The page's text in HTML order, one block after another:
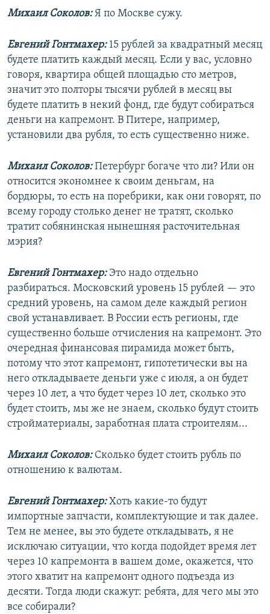
Михаил Соколов:Я по Москве сужу.
Евгений Гонтмахер: 15 рублей за квадратный месяц
будете платить каждый месяц. Если у вас, условно
говоря, квартира общей площадью сто метров,
значит это полторы тысячи рублей в месяц вы
будете платить в некий фонд, где будут собираться
деньги на капремонт. В Питере, например,
установили два рубля, то есть существенно ниже.
Михаил Соколов:Петербург богаче что ли? Или он
относится экономнее к своим деньгам, на
бордюры, то есть на поребрики, как они говорят, по
всему городу столько денег не тратят, сколько
тратит собянинская нынешняя расточительная
мэрия?
Евгений Гонтмахер: Это надо отдельно
разбираться. Московский уровень 15 рублей — это
средний уровень, на самом деле каждый регион
свой устанавливает. В России есть регионы, где
существенно больше отчисления на капремонт. Это
очередная финансовая пирамида может быть,
потому что этот капремонт, гипотетически вы на
него откладываете деньги уже с июля, а он будет
через 10 лет, а что будет через 10 лет, сколько это
будет стоить, мы же не знаем, сколько будут стоить
стройматериалы, заработная плата строителям...
Михаил Соколов:Сколько будет стоить рубль по
отношению к валютам.
Евгений Гонтмахер:Хоть какие-то будут
импортные запчасти, комплектующие и так далее.
Тем не менее, вы это будете откладывать, я не
исключаю ситуации, что когда подойдет время лет
через 10 капремонта в вашем доме, окажется, что
этого хватит на капремонт одного подъезда из
десяти. Тогда люди скажут: ребята, для чего мы это
все собирали?